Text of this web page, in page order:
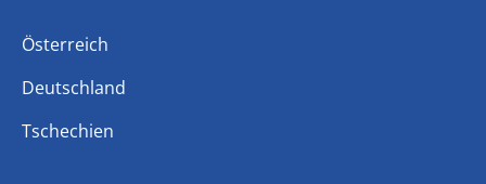
Österreich
Deutschland
Tschechien